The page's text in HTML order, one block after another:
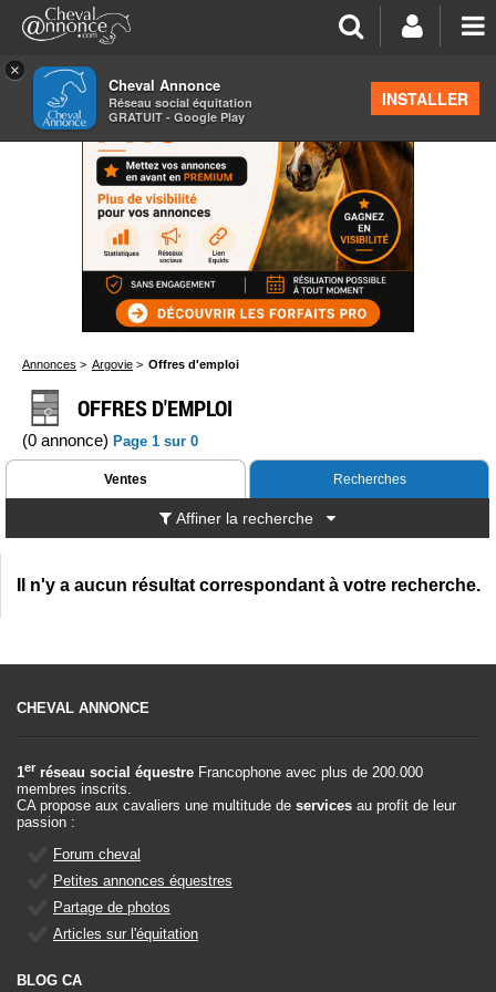
×
Cheval Annonce
Réseau social équitation
GRATUIT - Google Play
INSTALLER
Annonces > Argovie > Offres d'emploi
OFFRES D'EMPLOI
(0 annonce) Page 1 sur 0
Ventes Recherches
Affiner la recherche
Il n'y a aucun résultat correspondant à votre recherche.
CHEVAL ANNONCE
1er réseau social équestre Francophone avec plus de 200.000
membres inscrits.
CA propose aux cavaliers une multitude de services au profit de leur
passion :
Forum cheval
Petites annonces équestres
Partage de photos
Articles sur l'équitation
BLOG CA